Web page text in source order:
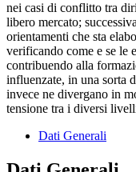
nei casi di conflitto tra
libero mercato;
orientamenti che sta
verificando come e se le
contribuendo alla
influenzate, in una sorta
invece ne divergano in
tensione tra i diversi
Dati Generali